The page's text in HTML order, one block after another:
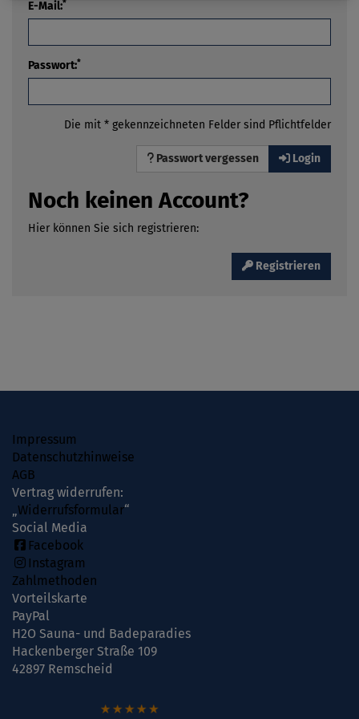
E-Mail:*
Passwort:*
Die mit * gekennzeichneten Felder sind Pflichtfelder
Passwort vergessen Login
Noch keinen Account?
Hier können Sie sich registrieren:
Registrieren
Impressum
Datenschutzhinweise
AGB
Vertrag widerrufen:
„Widerrufsformular“
Social Media
Facebook
Instagram
Zahlmethoden
Vorteilskarte
PayPal
H2O Sauna- und Badeparadies
Hackenberger Straße 109
42897 Remscheid